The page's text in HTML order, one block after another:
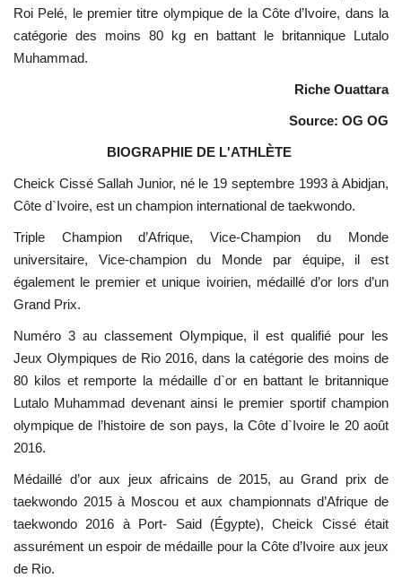
Roi Pelé, le premier titre olympique de la Côte d’Ivoire, dans la
catégorie des moins 80 kg en battant le britannique Lutalo
Muhammad.
Riche Ouattara
Source: OG OG
BIOGRAPHIE DE L'ATHLÈTE
Cheick Cissé Sallah Junior, né le 19 septembre 1993 à Abidjan,
Côte d`Ivoire, est un champion international de taekwondo.
Triple Champion d’Afrique, Vice-Champion du Monde
universitaire, Vice-champion du Monde par équipe, il est
également le premier et unique ivoirien, médaillé d’or lors d’un
Grand Prix.
Numéro 3 au classement Olympique, il est qualifié pour les
Jeux Olympiques de Rio 2016, dans la catégorie des moins de
80 kilos et remporte la médaille d`or en battant le britannique
Lutalo Muhammad devenant ainsi le premier sportif champion
olympique de l’histoire de son pays, la Côte d`Ivoire le 20 août
2016.
Médaillé d’or aux jeux africains de 2015, au Grand prix de
taekwondo 2015 à Moscou et aux championnats d’Afrique de
taekwondo 2016 à Port- Said (Égypte), Cheick Cissé était
assurément un espoir de médaille pour la Côte d’Ivoire aux jeux
de Rio.